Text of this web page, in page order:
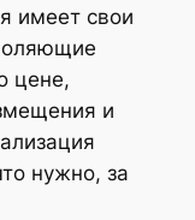
имеет свои
цене,
и
нужно, за